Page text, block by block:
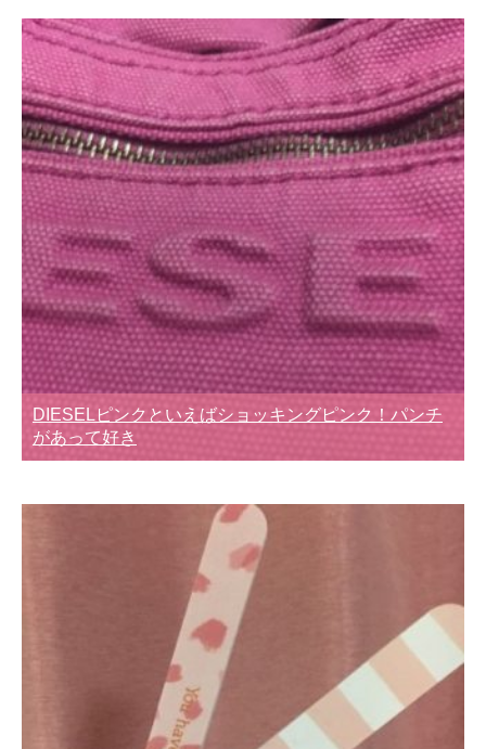
DIESELピンクといえばショッキングピンク！パンチ
があって好き